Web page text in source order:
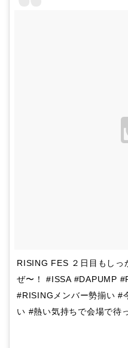
RISING FES ２日目もしっ
ぜ〜！ #ISSA #DAPUMP
#RISINGメンバー勢揃い #
い #熱い気持ちで会場で待